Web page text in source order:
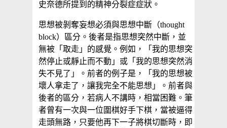
史奈德所提到的精神分裂症症狀。
思想被剝奪妄想必須與思想中斷（thought
block）區分。後者是指思想突然中斷，並
無被「取走」的感覺。例如，「我的思想突
然停止或靜止而不動」或「我的思想突然消
失不見了」。前者的例子是，「我的思想被
壞人拿走了，讓我完全不能思想」。前者與
後者的區分，若病人不講時，相當困難。筆
者曾有一次與一位圍棋好手下棋，當被逼得
走頭無路，只要他再下一子將棋切斷時，即